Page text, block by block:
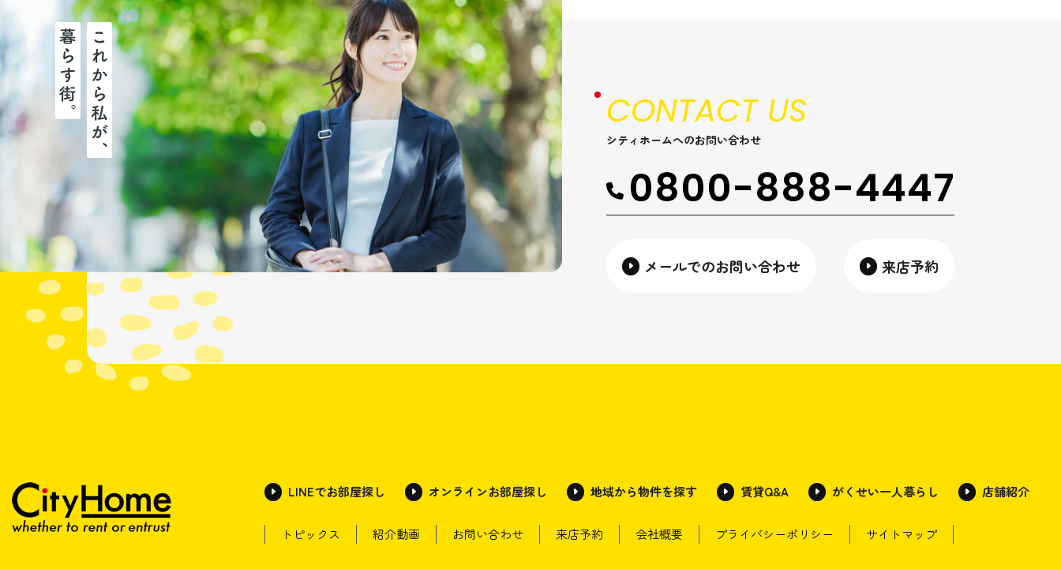
CONTACT US
シティホームへのお問い合わせ
0800-888-4447
メールでのお問い合わせ 来店予約
LINEでお部屋探し オンラインお部屋探し 地域から物件を探す 賃貸Q&A がくせい一人暮らし 店舗紹介
トピックス 紹介動画 お問い合わせ 来店予約 会社概要 プライバシーポリシー サイトマップ